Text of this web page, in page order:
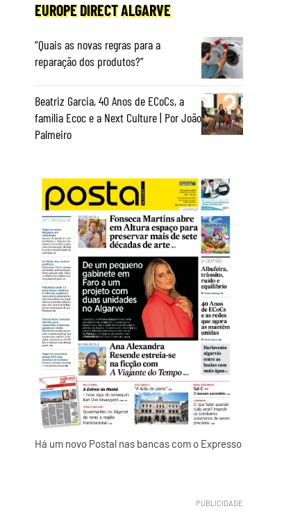
EUROPE DIRECT ALGARVE
“Quais as novas regras para a
reparação dos produtos?”
Beatriz Garcia, 40 Anos de ECoCs, a
família Ecoc e a Next Culture | Por João
Palmeiro
Há um novo Postal nas bancas com o Expresso